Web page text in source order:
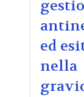
ed
nella